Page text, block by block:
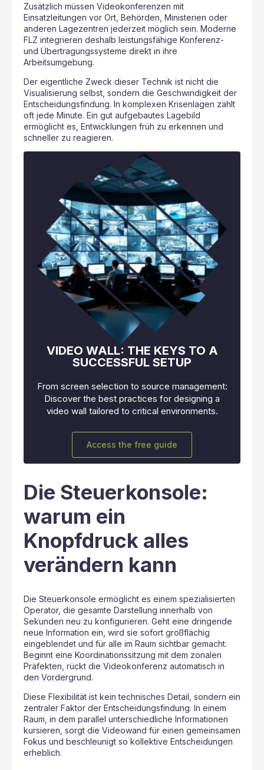
Zusätzlich müssen Videokonferenzen mit
Einsatzleitungen vor Ort, Behörden, Ministerien oder
anderen Lagezentren jederzeit möglich sein. Moderne
FLZ integrieren deshalb leistungsfähige Konferenz-
und Übertragungssysteme direkt in ihre
Arbeitsumgebung.
Der eigentliche Zweck dieser Technik ist nicht die
Visualisierung selbst, sondern die Geschwindigkeit der
Entscheidungsfindung. In komplexen Krisenlagen zählt
oft jede Minute. Ein gut aufgebautes Lagebild
ermöglicht es, Entwicklungen früh zu erkennen und
schneller zu reagieren.
VIDEO WALL: THE KEYS TO A
SUCCESSFUL SETUP
From screen selection to source management:
Discover the best practices for designing a
video wall tailored to critical environments.
Access the free guide
Die Steuerkonsole:
warum ein
Knopfdruck alles
verändern kann
Die Steuerkonsole ermöglicht es einem spezialisierten
Operator, die gesamte Darstellung innerhalb von
Sekunden neu zu konfigurieren. Geht eine dringende
neue Information ein, wird sie sofort großflächig
eingeblendet und für alle im Raum sichtbar gemacht.
Beginnt eine Koordinationssitzung mit dem zonalen
Präfekten, rückt die Videokonferenz automatisch in
den Vordergrund.
Diese Flexibilität ist kein technisches Detail, sondern ein
zentraler Faktor der Entscheidungsfindung. In einem
Raum, in dem parallel unterschiedliche Informationen
kursieren, sorgt die Videowand für einen gemeinsamen
Fokus und beschleunigt so kollektive Entscheidungen
erheblich.